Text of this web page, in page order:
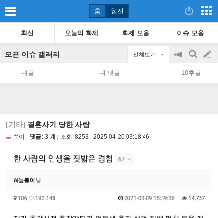
홈 웹진
최신 오늘의 화제 화제 모음 이슈 모음
오픈 이슈 갤러리 전체보기
공
지
on/off
검
색
글
쓰
내글 내 댓글 10추글
[기타] 결혼사기 당한 사람
쑥이 댓글: 3 개 조회: 8253 2025-04-20 03:18:46